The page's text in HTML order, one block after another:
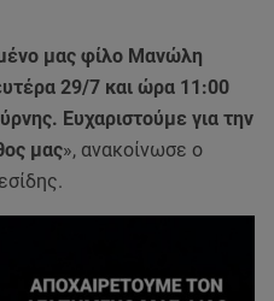
μας φίλο Μανώλη
29/7 και ώρα 11:00
Ευχαριστούμε για την
μας», ανακοίνωσε ο